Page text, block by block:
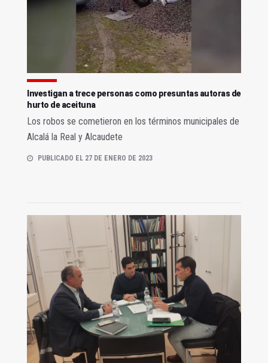
Investigan a trece personas como presuntas autoras de
hurto de aceituna
Los robos se cometieron en los términos municipales de
Alcalá la Real y Alcaudete
PUBLICADO EL 27 DE ENERO DE 2023